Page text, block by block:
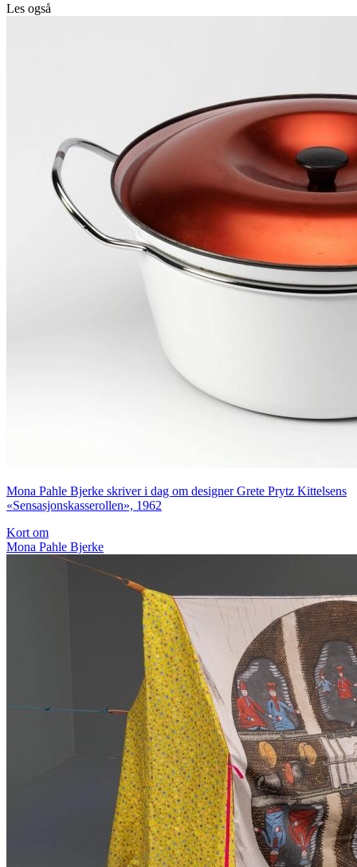
Les også
Mona Pahle Bjerke skriver i dag om designer Grete Prytz Kittelsens
«Sensasjonskasserollen», 1962
Kort om
Mona Pahle Bjerke